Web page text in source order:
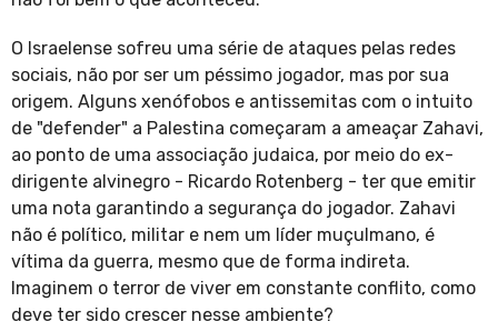
O Israelense sofreu uma série de ataques pelas redes
sociais, não por ser um péssimo jogador, mas por sua
origem. Alguns xenófobos e antissemitas com o intuito
de "defender" a Palestina começaram a ameaçar Zahavi,
ao ponto de uma associação judaica, por meio do ex-
dirigente alvinegro - Ricardo Rotenberg - ter que emitir
uma nota garantindo a segurança do jogador. Zahavi
não é político, militar e nem um líder muçulmano, é
vítima da guerra, mesmo que de forma indireta.
Imaginem o terror de viver em constante conflito, como
deve ter sido crescer nesse ambiente?